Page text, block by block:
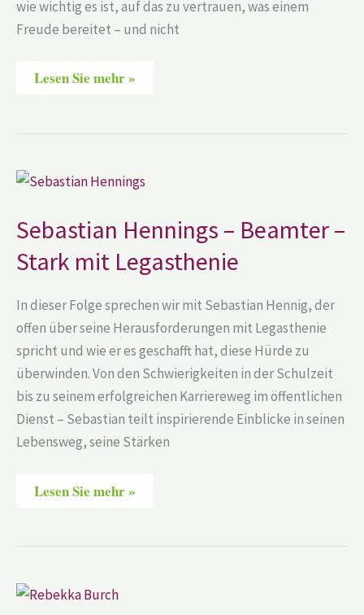
wie wichtig es ist, auf das zu vertrauen, was einem
Freude bereitet – und nicht
Lesen Sie mehr »
Sebastian Hennings – Beamter –
Stark mit Legasthenie
In dieser Folge sprechen wir mit Sebastian Hennig, der
offen über seine Herausforderungen mit Legasthenie
spricht und wie er es geschafft hat, diese Hürde zu
überwinden. Von den Schwierigkeiten in der Schulzeit
bis zu seinem erfolgreichen Karriereweg im öffentlichen
Dienst – Sebastian teilt inspirierende Einblicke in seinen
Lebensweg, seine Stärken
Sebastian
Hennings
Beamter
–
Stark
mit
Legasthenie
Lesen Sie mehr »
Rebekka
Burch